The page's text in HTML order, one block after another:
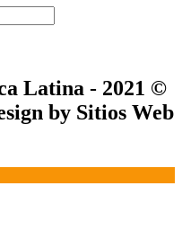
Latina - 2021 ©
by Sitios Web